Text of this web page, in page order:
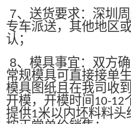
7、送货要求：深圳
专车派送，其他地区
认；
8、模具事宜：双方
常规模具可直接接单
模具图纸且在我司收
开模，开模时间 10-12
提供1米以内坯料料